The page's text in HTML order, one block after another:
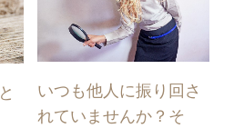
いつも他人に振り回さ
れていませんか？そ